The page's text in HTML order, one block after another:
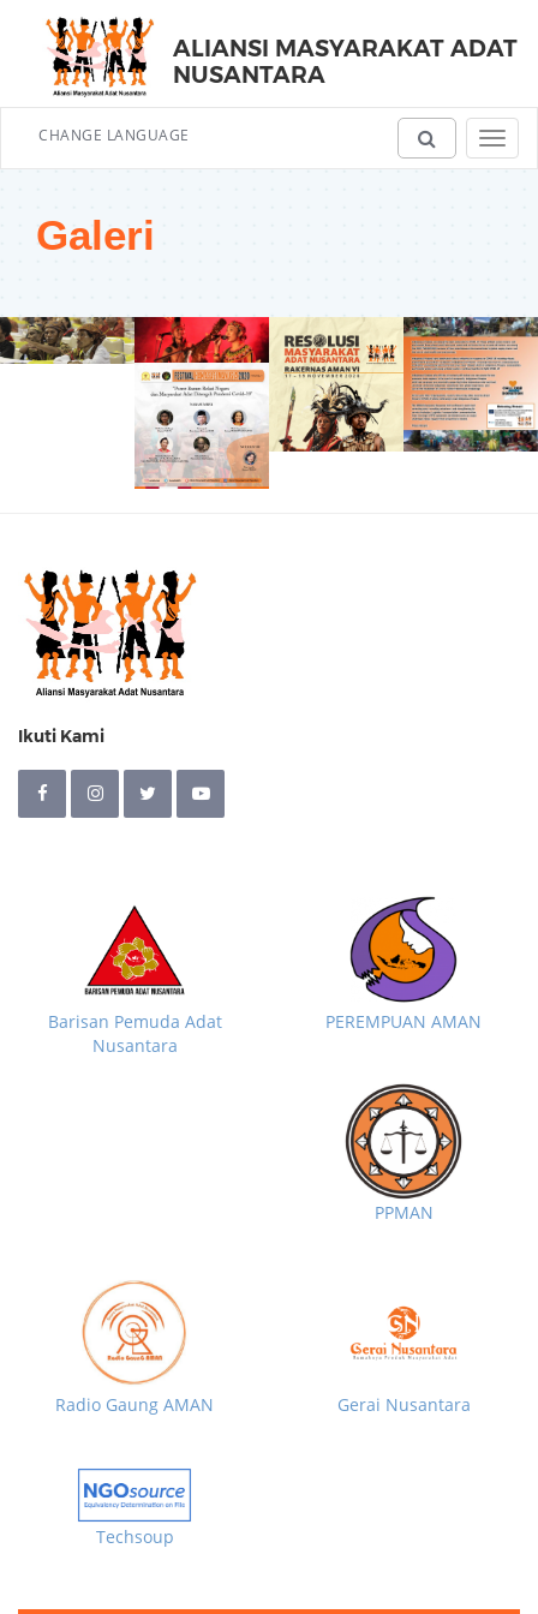
ALIANSI MASYARAKAT ADAT
NUSANTARA
CHANGE LANGUAGE
Galeri
Ikuti Kami
Barisan Pemuda Adat
Nusantara
PEREMPUAN AMAN
PPMAN
Radio Gaung AMAN Gerai Nusantara
Techsoup